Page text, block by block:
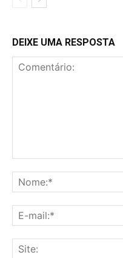
DEIXE UMA RESPOSTA